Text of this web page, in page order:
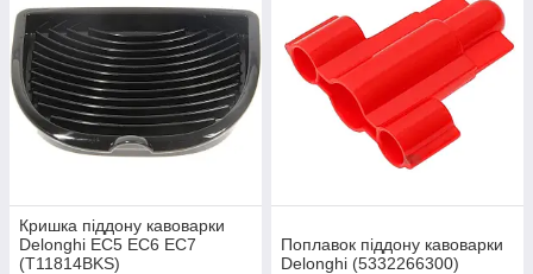
Кришка піддону кавоварки
Delonghi EC5 EC6 EC7
(T11814BKS)
Поплавок піддону кавоварки
Delonghi (5332266300)